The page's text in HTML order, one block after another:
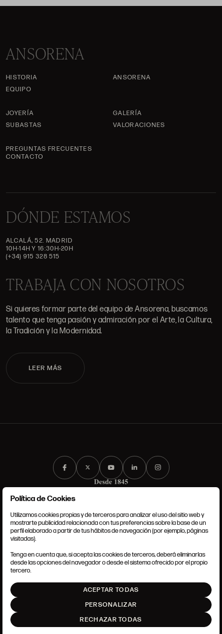
ANSORENA
HISTORIA
ANSORENA
EQUIPO
JOYERÍA
GALERÍA
SUBASTAS
VALORACIONES
PREGUNTAS FRECUENTES
CONTACTO
DÓNDE ESTAMOS
ALCALÁ, 52. MADRID
10H-14H Y 16:30H-20H
(+34) 915 328 515
TRABAJA CON NOSOTROS
Si quieres formar parte del equipo de Ansorena, buscamos
talento que tenga pasión y admiración por el Arte, la Cultura,
la Tradición y la Modernidad.
LEER MÁS
CONDICIONES GENERALES
POLÍTICA DE COOKIES
AJUSTE DE COOKIES
Política de Cookies
Utilizamos cookies propias y de terceros para analizar el uso del sitio web y
mostrarte publicidad relacionada con tus preferencias sobre la base de un
perfil elaborado a partir de tus hábitos de navegación (por ejemplo, páginas
visitadas).
Tenga en cuenta que, si acepta las cookies de terceros, deberá eliminarlas
desde las opciones del navegador o desde el sistema ofrecido por el propio
tercero.
ACEPTAR TODAS
PERSONALIZAR
RECHAZAR TODAS